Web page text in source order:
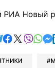
РИА Новый
отправить в